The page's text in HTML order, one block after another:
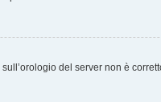
del server non è